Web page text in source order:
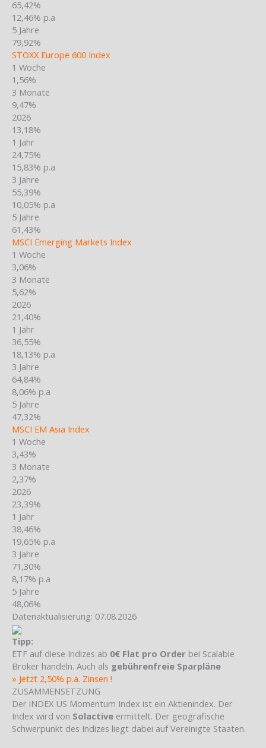
65,42%
12,46% p.a
5 Jahre
79,92%
STOXX Europe 600 Index
1 Woche
1,56%
3 Monate
9,47%
2026
13,18%
1 Jahr
24,75%
15,83% p.a
3 Jahre
55,39%
10,05% p.a
5 Jahre
61,43%
MSCI Emerging Markets Index
1 Woche
3,06%
3 Monate
5,62%
2026
21,40%
1 Jahr
36,55%
18,13% p.a
3 Jahre
64,84%
8,06% p.a
5 Jahre
47,32%
MSCI EM Asia Index
1 Woche
3,43%
3 Monate
2,37%
2026
23,39%
1 Jahr
38,46%
19,65% p.a
3 Jahre
71,30%
8,17% p.a
5 Jahre
48,06%
Datenaktualisierung: 07.08.2026
Tipp:
ETF auf diese Indizes ab 0€ Flat pro Order bei Scalable
Broker handeln. Auch als gebührenfreie Sparpläne
» Jetzt 2,50% p.a. Zinsen !
ZUSAMMENSETZUNG
Der iNDEX US Momentum Index ist ein Aktienindex. Der
Index wird von Solactive ermittelt. Der geografische
Schwerpunkt des Indizes liegt dabei auf Vereinigte Staaten.